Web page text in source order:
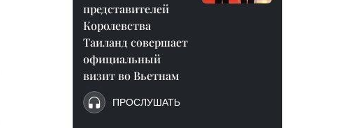
представителей
Королевства
Таиланд совершает
официальный
визит во Вьетнам
ПРОСЛУШАТЬ